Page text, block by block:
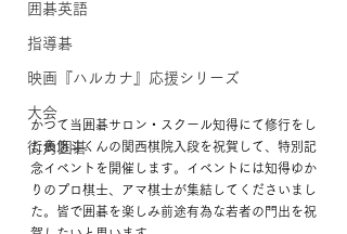
囲碁英語
指導碁
映画『ハルカナ』応援シリーズ
大会
街角囲碁
かつて当囲碁サロン・スクール知得にて修行をし
た表悠斗くんの関西棋院入段を祝賀して、特別記
念イベントを開催します。イベントには知得ゆか
りのプロ棋士、アマ棋士が集結してくださいまし
た。皆で囲碁を楽しみ前途有為な若者の門出を祝